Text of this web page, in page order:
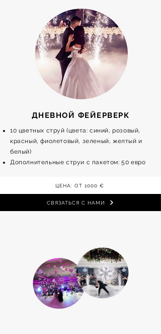
ДНЕВНОЙ ФЕЙЕРВЕРК
10 цветных струй (цвета: синий, розовый,
красный, фиолетовый, зеленый, желтый и
белый)
Дополнительные струи с пакетом: 50 евро
ЦЕНА: ОТ 1000 €
СВЯЗАТЬСЯ С НАМИ